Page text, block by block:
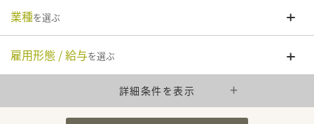
業種を選ぶ
雇用形態 / 給与を選ぶ
詳細条件を表示